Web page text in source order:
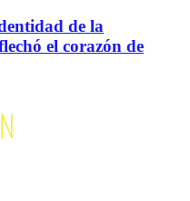
de la
el corazón de